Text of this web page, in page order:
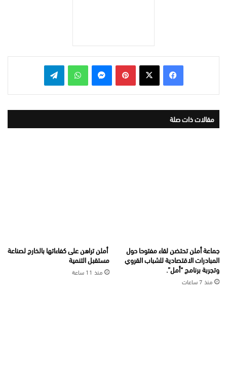
بينتيريست واتساب
مقالات ذات صلة
جماعة أملن تحتضن لقاء مفتوحا حول
المبادرات الاقتصادية للشباب القروي
وتجربة برنامج “أمل”.
منذ 7 ساعات
أملن تراهن على كفاءاتها بالخارج لصناعة
مستقبل التنمية
منذ 11 ساعة